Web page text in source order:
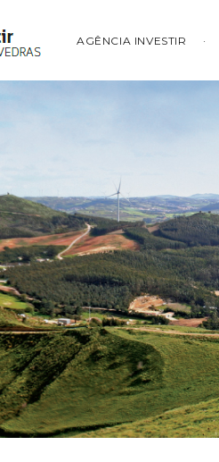
AGÊNCIA INVESTIR